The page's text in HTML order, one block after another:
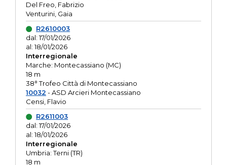
Del Freo, Fabrizio
Venturini, Gaia
R2610003
dal: 17/01/2026
al: 18/01/2026
Interregionale
Marche: Montecassiano (MC)
18 m
38° Trofeo Città di Montecassiano
10032 - ASD Arcieri Montecassiano
Censi, Flavio
R2611003
dal: 17/01/2026
al: 18/01/2026
Interregionale
Umbria: Terni (TR)
18 m